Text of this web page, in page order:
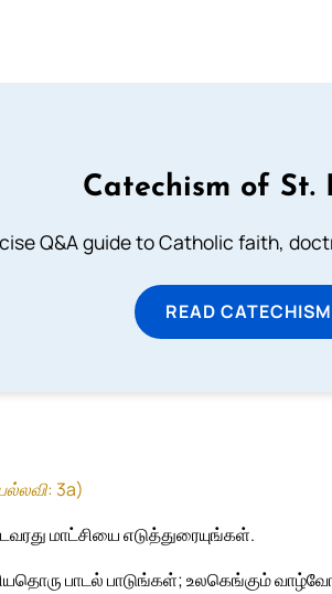
Catechism of St.
Q&A guide to Catholic faith,
READ CATECHISM
3a)
மாட்சியை எடுத்துரையுங்கள்.
பாடல் பாடுங்கள்; உலகெங்கும்